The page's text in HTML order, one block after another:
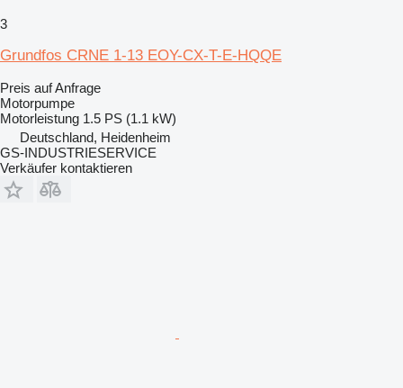
3
Grundfos CRNE 1-13 EOY-CX-T-E-HQQE
Preis auf Anfrage
Motorpumpe
Motorleistung 1.5 PS (1.1 kW)
Deutschland, Heidenheim
GS-INDUSTRIESERVICE
Verkäufer kontaktieren